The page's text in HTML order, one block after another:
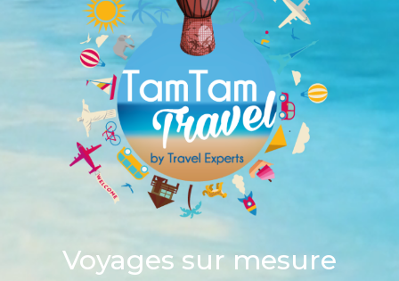
Voyages sur mesure